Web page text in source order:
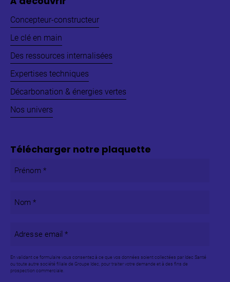
Concepteur-constructeur
Le clé en main
Des ressources internalisées
Expertises techniques
Décarbonation & énergies vertes
Nos univers
Télécharger notre plaquette
*
En validant ce formulaire vous consentez à ce que vos données soient collectées par Idec Santé
ou toute autre société filiale de Groupe Idec, pour traiter votre demande et à des fins de
prospection commerciale.